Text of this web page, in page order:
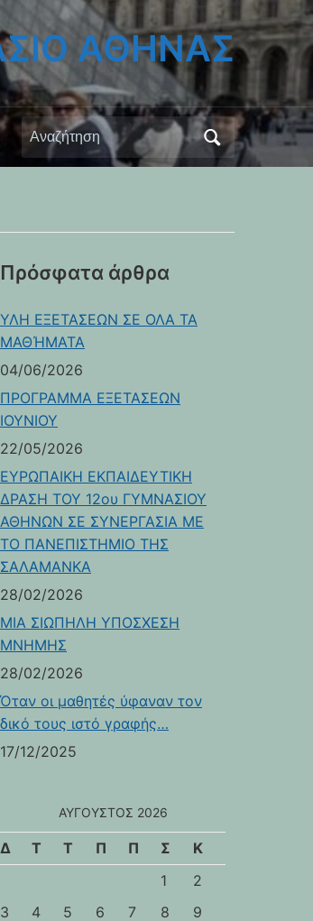
ΑΘΗΝΑΣ
Αναζήτηση
για:
Πρόσφατα άρθρα
ΥΛΗ ΕΞΕΤΑΣΕΩΝ ΣΕ ΟΛΑ ΤΑ
ΜΑΘΉΜΑΤΑ
04/06/2026
ΠΡΟΓΡΑΜΜΑ ΕΞΕΤΑΣΕΩΝ
ΙΟΥΝΙΟΥ
22/05/2026
ΕΥΡΩΠΑΙΚΗ ΕΚΠΑΙΔΕΥΤΙΚΗ
ΔΡΑΣΗ ΤΟΥ 12ου ΓΥΜΝΑΣΙΟΥ
ΑΘΗΝΩΝ ΣΕ ΣΥΝΕΡΓΑΣΙΑ ΜΕ
ΤΟ ΠΑΝΕΠΙΣΤΗΜΙΟ ΤΗΣ
ΣΑΛΑΜΑΝΚΑ
28/02/2026
ΜΙΑ ΣΙΩΠΗΛΗ ΥΠΟΣΧΕΣΗ
ΜΝΗΜΗΣ
28/02/2026
Όταν οι μαθητές ύφαναν τον
δικό τους ιστό γραφής…
17/12/2025
ΑΎΓΟΥΣΤΟΣ 2026
Δ Τ Τ Π Π Σ
Κ
1
2
3
4 5 6 7 8
9